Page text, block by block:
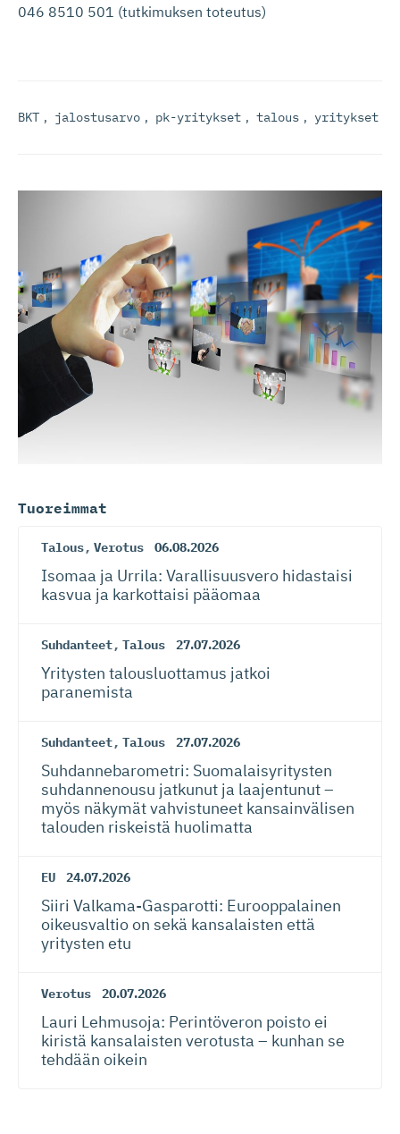
046 8510 501 (tutkimuksen toteutus)
BKT , jalostusarvo , pk-yritykset , talous , yritykset
Tuoreimmat
Talous, Verotus 06.08.2026
Isomaa ja Urrila: Varallisuusvero hidastaisi
kasvua ja karkottaisi pääomaa
Suhdanteet, Talous 27.07.2026
Yritysten talousluottamus jatkoi
paranemista
Suhdanteet, Talous 27.07.2026
Suhdanneba­ro­metri: Suomalaisy­ri­tysten
suhdannenousu jatkunut ja laajentunut –
myös näkymät vahvistuneet kansainvälisen
talouden riskeistä huolimatta
EU 24.07.2026
Siiri Valkama-Gas­pa­rotti: Eurooppalainen
oikeusvaltio on sekä kansalaisten että
yritysten etu
Verotus 20.07.2026
Lauri Lehmusoja: Perintöveron poisto ei
kiristä kansalaisten verotusta – kunhan se
tehdään oikein